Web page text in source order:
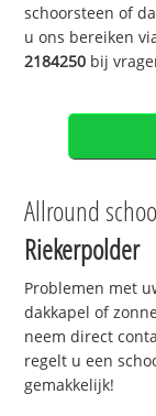
schoorsteen of
u ons bereiken
2184250 bij
Allround
Riekerpolder
Problemen met
dakkapel of
neem direct
regelt u een
gemakkelijk!